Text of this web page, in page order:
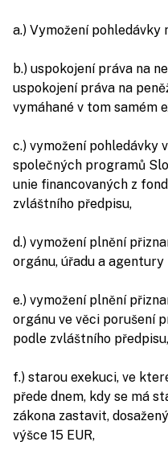
a.) Vymožení pohledávky
b.) uspokojení práva na
uspokojení práva na
vymáhané v tom samém
c.) vymožení pohledávky
společných programů
unie financovaných z
zvláštního předpisu,
d.) vymožení plnění
orgánu, úřadu a agentury
e.) vymožení plnění
orgánu ve věci porušení
podle zvláštního předpisu,
f.) starou exekuci, ve
přede dnem, kdy se má
zákona zastavit,
výšce 15 EUR,